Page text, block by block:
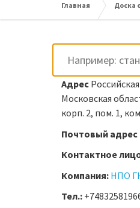
Главная Доска
Адрес
Московская
корп. 2, пом. 1,
Почтовый адрес
Контактное
Компания: НПО
Тел.: